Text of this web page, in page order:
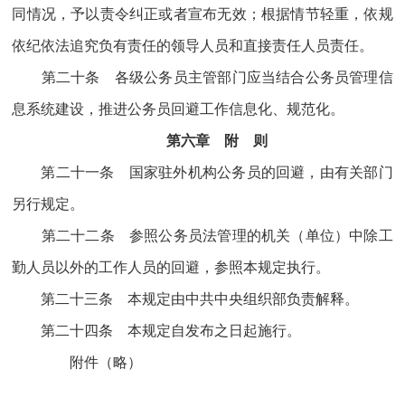
同情况，予以责令纠正或者宣布无效；根据情节轻重，依规
依纪依法追究负有责任的领导人员和直接责任人员责任。
第二十条 各级公务员主管部门应当结合公务员管理信
息系统建设，推进公务员回避工作信息化、规范化。
第六章 附 则
第二十一条 国家驻外机构公务员的回避，由有关部门
另行规定。
第二十二条 参照公务员法管理的机关（单位）中除工
勤人员以外的工作人员的回避，参照本规定执行。
第二十三条 本规定由中共中央组织部负责解释。
第二十四条 本规定自发布之日起施行。
附件（略）